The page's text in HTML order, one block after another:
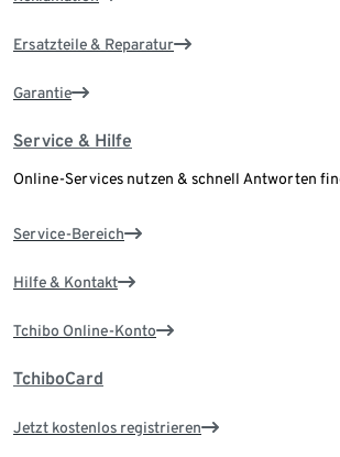
Ersatzteile & Reparatur
Garantie
Service & Hilfe
Online-Services nutzen & schnell Antworten
Service-Bereich
Hilfe & Kontakt
Tchibo Online-Konto
TchiboCard
Jetzt kostenlos registrieren